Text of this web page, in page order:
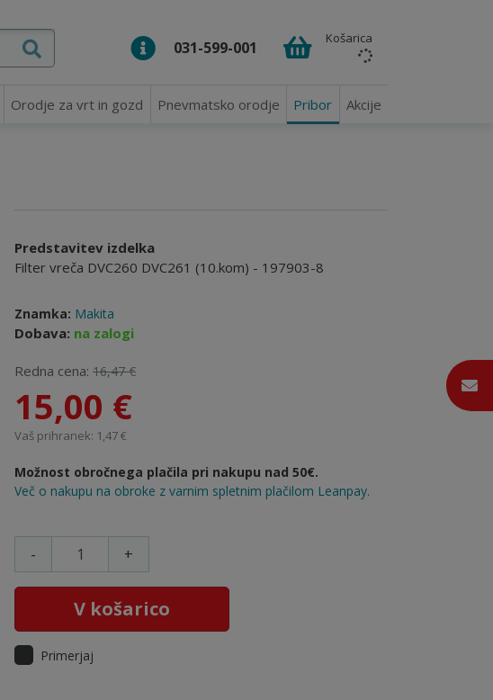
031-599-001 Košarica
Orodje za vrt in gozd Pnevmatsko orodje Pribor Akcije
Predstavitev izdelka
Filter vreča DVC260 DVC261 (10.kom) - 197903-8
Znamka: Makita
Dobava: na zalogi
Redna cena: 16,47 €
15,00 €
Vaš prihranek: 1,47 €
Možnost obročnega plačila pri nakupu nad 50€.
Več o nakupu na obroke z varnim spletnim plačilom Leanpay.
- +
V košarico
Primerjaj